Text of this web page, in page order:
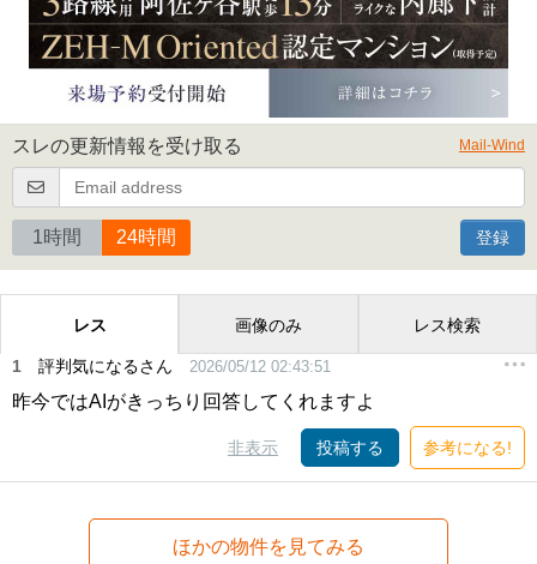
スレの更新情報を受け取る Mail-Wind
1時間 24時間 登録
レス 画像のみ レス検索
1 評判気になるさん 2026/05/12 02:43:51
昨今ではAIがきっちり回答してくれますよ
非表示 投稿する 参考になる!
ほかの物件を見てみる